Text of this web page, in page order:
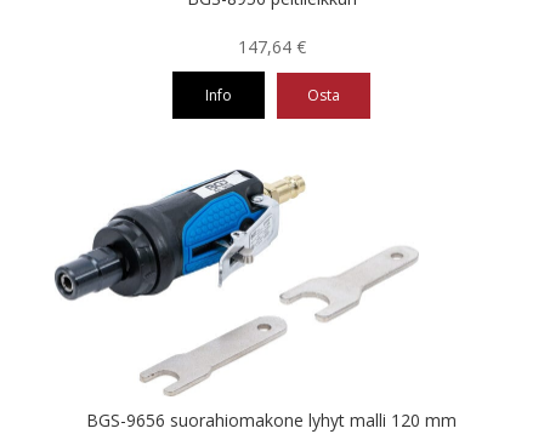
147,64 €
Info Osta
BGS-9656 suorahiomakone lyhyt malli 120 mm